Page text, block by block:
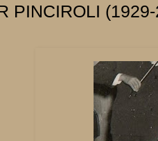
PINCIROLI